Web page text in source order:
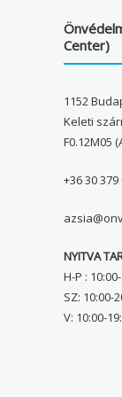
Center)
1152
Keleti
F0.12M05
+36 30 379
NYITVA
H-P :
SZ: 10:00-
V: 10:00-